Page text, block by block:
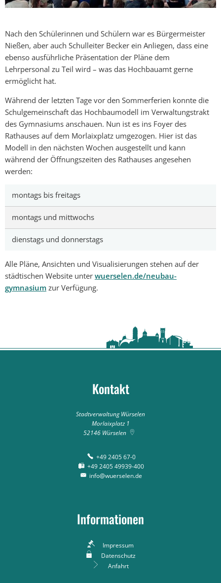
Nach den Schülerinnen und Schülern war es Bürgermeister
Nießen, aber auch Schulleiter Becker ein Anliegen, dass eine
ebenso ausführliche Präsentation der Pläne dem
Lehrpersonal zu Teil wird – was das Hochbauamt gerne
ermöglicht hat.
Während der letzten Tage vor den Sommerferien konnte die
Schulgemeinschaft das Hochbaumodell im Verwaltungstrakt
des Gymnasiums anschauen. Nun ist es ins Foyer des
Rathauses auf dem Morlaixplatz umgezogen. Hier ist das
Modell in den nächsten Wochen ausgestellt und kann
während der Öffnungszeiten des Rathauses angesehen
werden:
montags bis freitags
montags und mittwochs
dienstags und donnerstags
Alle Pläne, Ansichten und Visualisierungen stehen auf der
städtischen Website unter wuerselen.de/neubau-
gymnasium zur Verfügung.
Kontakt
Stadtverwaltung Würselen
Morlaixplatz 1
52146 Würselen
+49 2405 67-0
+49 2405 49939-400
info@wuerselen.de
Informationen
Impressum
Datenschutz
Anfahrt